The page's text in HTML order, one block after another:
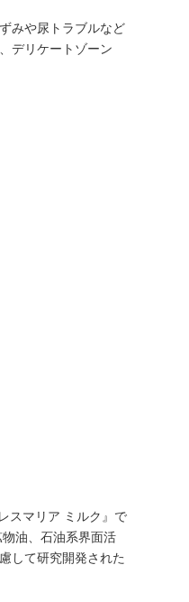
みや尿トラブルなど
デリケートゾーン
スマリア ミルク』で
油、石油系界面活
して研究開発された